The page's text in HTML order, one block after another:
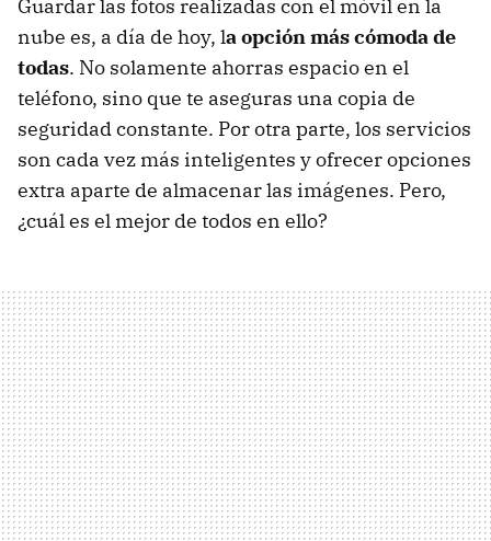
Guardar las fotos realizadas con el móvil en la
nube es, a día de hoy, la opción más cómoda de
todas. No solamente ahorras espacio en el
teléfono, sino que te aseguras una copia de
seguridad constante. Por otra parte, los servicios
son cada vez más inteligentes y ofrecer opciones
extra aparte de almacenar las imágenes. Pero,
¿cuál es el mejor de todos en ello?